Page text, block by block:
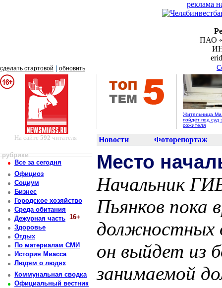
реклама
ПАО
сделать стартовой обновить
Жительница
пойдёт под суд
сожителя
На сайте 592 читателя Новости Фоторепортаж
рубрики
Все за сегодня
Официоз
Социум
Бизнес
Городское хозяйство
Среда обитания
Дежурная часть 16+
Здоровье
Отдых
По материалам СМИ
История Миасса
Людям о людях
Коммунальная сводка
Официальный вестник
Место
Начальник
Пьянков пока
должностных
он выйдет из
занимаемой